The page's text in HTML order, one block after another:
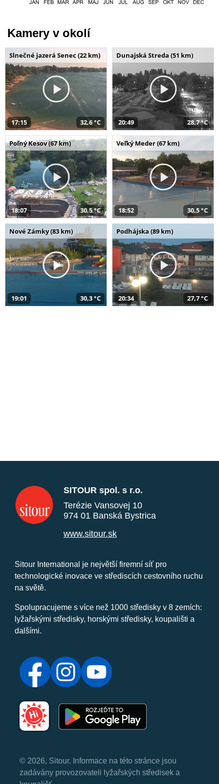
Kamery v okolí
Slnečné jazerá Senec (22 km)
17:15 32,6 °C
Dunajská Streda (51 km)
20:49 28,7 °C
Poľný Kesov (67 km)
18:07 30,5 °C
Veľký Meder (67 km)
18:52 30,5 °C
Nové Zámky (83 km)
19:01 30,3 °C
Podhájska (89 km)
20:34 27,7 °C
SITOUR spol. s r.o.
Terézie Vansovej 10
974 01 Banská Bystrica
www.sitour.sk
Sitour International je největší firemní síť pro
technologické inovace ve střediscích cestovního ruchu
na světě.
Spolupracujeme s více než 1000 středisky v 8 zemích:
lyžařskými středisky, horskými středisky, koupališti a
dalšími.
© 2026, Sitour. Informace na této stránce jsou
zadávány provozovateli lyžařských středisek a